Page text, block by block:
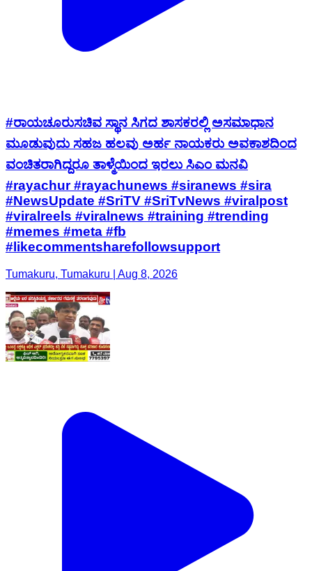
#ರಾಯಚೂರುಸಚಿವ ಸ್ಥಾನ ಸಿಗದ ಶಾಸಕರಲ್ಲಿ ಅಸಮಾಧಾನ
ಮೂಡುವುದು ಸಹಜ ಹಲವು ಅರ್ಹ ನಾಯಕರು ಅವಕಾಶದಿಂದ
ವಂಚಿತರಾಗಿದ್ದರೂ ತಾಳ್ಮೆಯಿಂದ ಇರಲು ಸಿಎಂ ಮನವಿ
#rayachur #rayachunews #siranews #sira
#NewsUpdate #SriTV #SriTvNews #viralpost
#viralreels #viralnews #training #trending
#memes #meta #fb
#likecommentsharefollowsupport
Tumakuru, Tumakuru | Aug 8, 2026